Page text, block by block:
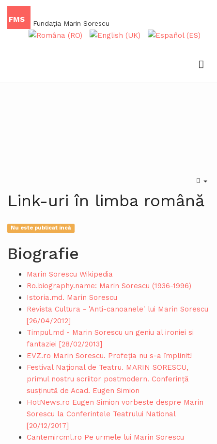
FMS Fundaţia Marin Sorescu
Link-uri în limba română
Nu este publicat incă
Biografie
Marin Sorescu Wikipedia
Ro.biography.name: Marin Sorescu (1936-1996)
Istoria.md. Marin Sorescu
Revista Cultura - 'Anti-canoanele' lui Marin Sorescu
[26/04/2012]
Timpul.md - Marin Sorescu un geniu al ironiei si
fantaziei [28/02/2013]
EVZ.ro Marin Sorescu. Profeția nu s-a împlinit!
Festival Național de Teatru. MARIN SORESCU,
primul nostru scriitor postmodern. Conferință
susținută de Acad. Eugen Simion
HotNews.ro Eugen Simion vorbeste despre Marin
Sorescu la Conferintele Teatrului National
[20/12/2017]
Cantemircml.ro Pe urmele lui Marin Sorescu